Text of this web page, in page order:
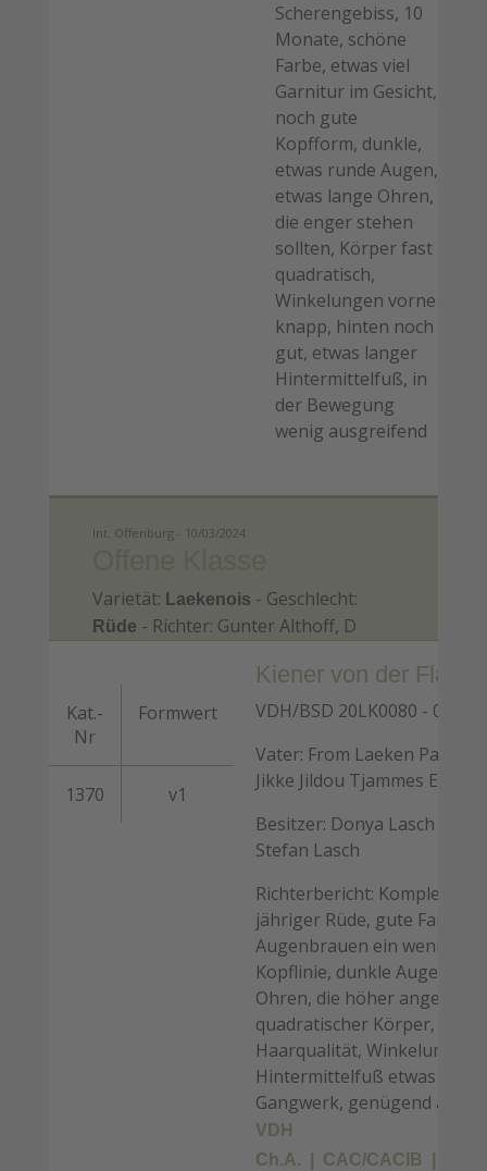
Scherengebiss, 10
Monate, schöne
Farbe, etwas viel
Garnitur im Gesicht,
noch gute
Kopfform, dunkle,
etwas runde Augen,
etwas lange Ohren,
die enger stehen
sollten, Körper fast
quadratisch,
Winkelungen vorne
knapp, hinten noch
gut, etwas langer
Hintermittelfuß, in
der Bewegung
wenig ausgreifend
Int. Offenburg - 10/03/2024
Varietät: Laekenois - Geschlecht:
Rüde - Richter: Gunter Althoff, D
Kat.-
Nr
Formwert
1370 v1
Kiener von der
VDH/BSD 20LK0080 -
Vater: From Laeken
Jikke Jildou Tjammes End
Besitzer: Donya Lasch -
Stefan Lasch
Richterbericht: Komplettes
jähriger Rüde, gute Farbe,
Augenbrauen ein wenig
Kopflinie, dunkle Augen,
Ohren, die höher angesetzt
quadratischer Körper, noch
Haarqualität, Winkelungen
Hintermittelfuß etwas lang,
Gangwerk, genügend
VDH
Ch.A.
CAC/CACIB